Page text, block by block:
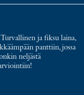
Turvallinen ja fiksu laina,
panttiin, jossa
neljästä